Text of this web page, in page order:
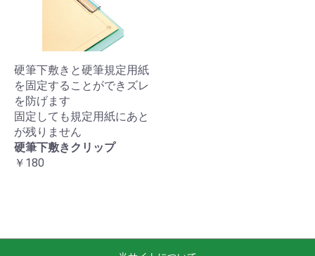
硬筆下敷きと硬筆規定用紙
を固定することができズレ
を防げます
固定しても規定用紙にあと
が残りません
硬筆下敷きクリップ
￥180